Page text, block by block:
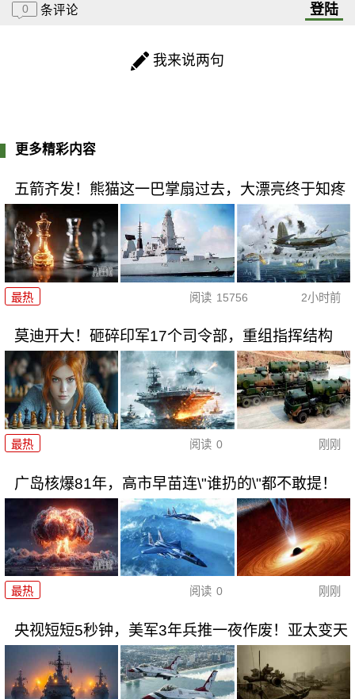
0 条评论 登陆
我来说两句
更多精彩内容
五箭齐发！熊猫这一巴掌扇过去，大漂亮终于知疼
最热 阅读 15756 2小时前
莫迪开大！砸碎印军17个司令部，重组指挥结构
最热 阅读 0 刚刚
广岛核爆81年，高市早苗连\"谁扔的\"都不敢提！
最热 阅读 0 刚刚
央视短短5秒钟，美军3年兵推一夜作废！亚太变天